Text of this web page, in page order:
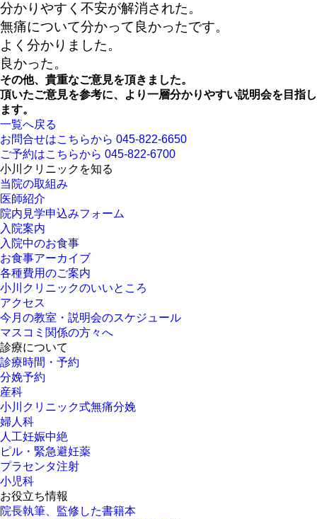
分かりやすく不安が解消された。
無痛について分かって良かったです。
よく分かりました。
良かった。
その他、貴重なご意見を頂きました。
頂いたご意見を参考に、より一層分かりやすい説明会を目指し
ます。
一覧へ戻る
お問合せはこちらから 045-822-6650
ご予約はこちらから 045-822-6700
小川クリニックを知る
当院の取組み
医師紹介
院内見学申込みフォーム
入院案内
入院中のお食事
お食事アーカイブ
各種費用のご案内
小川クリニックのいいところ
アクセス
今月の教室・説明会のスケジュール
マスコミ関係の方々へ
診療について
診療時間・予約
分娩予約
産科
小川クリニック式無痛分娩
婦人科
人工妊娠中絶
ピル・緊急避妊薬
プラセンタ注射
小児科
お役立ち情報
院長執筆、監修した書籍本